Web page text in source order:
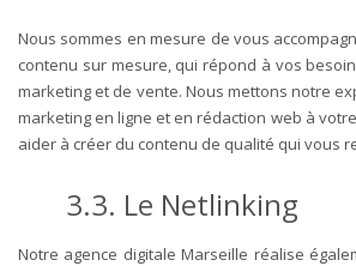
Nous sommes en mesure de vous
contenu sur mesure, qui répond à vos
marketing et de vente. Nous mettons notre
marketing en ligne et en rédaction web à
aider à créer du contenu de qualité qui vous
3.3. Le Netlinking
Notre agence digitale Marseille réalise